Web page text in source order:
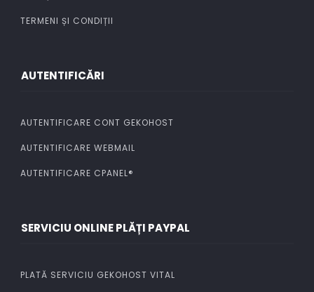
TERMENI ȘI CONDIȚII
AUTENTIFICĂRI
AUTENTIFICARE CONT GEKOHOST
AUTENTIFICARE WEBMAIL
AUTENTIFICARE CPANEL®
SERVICIU ONLINE PLĂȚI PAYPAL
PLATĂ SERVICIU GEKOHOST VITAL